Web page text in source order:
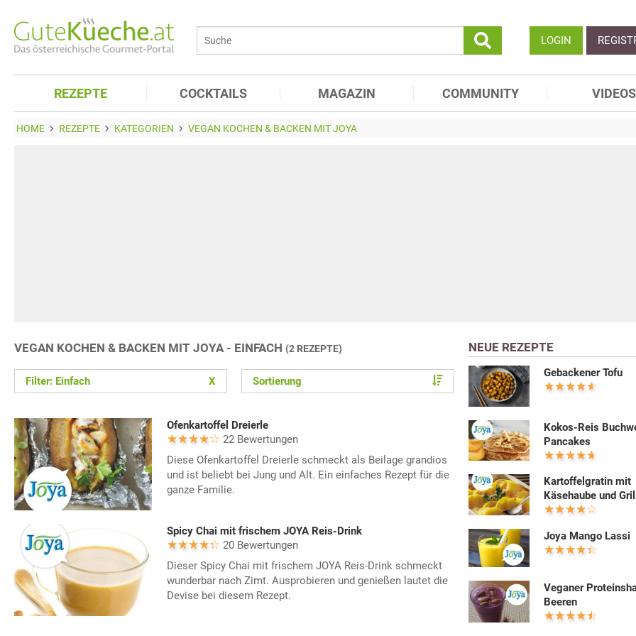
LOGIN
REZEPTE COCKTAILS MAGAZIN COMMUNITY VIDEOS
HOME REZEPTE KATEGORIEN VEGAN KOCHEN & BACKEN MIT JOYA
VEGAN KOCHEN & BACKEN MIT JOYA - EINFACH (2 REZEPTE)
Filter: Einfach X Sortierung
Ofenkartoffel Dreierle
22 Bewertungen
Diese Ofenkartoffel Dreierle schmeckt als Beilage grandios
und ist beliebt bei Jung und Alt. Ein einfaches Rezept für die
ganze Familie.
Spicy Chai mit frischem JOYA Reis-Drink
20 Bewertungen
Dieser Spicy Chai mit frischem JOYA Reis-Drink schmeckt
wunderbar nach Zimt. Ausprobieren und genießen lautet die
Devise bei diesem Rezept.
NEUE REZEPTE
Gebackener Tofu
Kokos-Reis
Pancakes
Kartoffelgratin mit
Käsehaube und
Joya Mango Lassi
Veganer
Beeren